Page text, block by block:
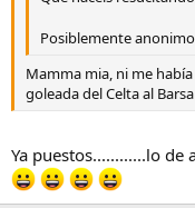
Posiblemente
Mamma mia, ni me
goleada del Celta al
Ya puestos............lo